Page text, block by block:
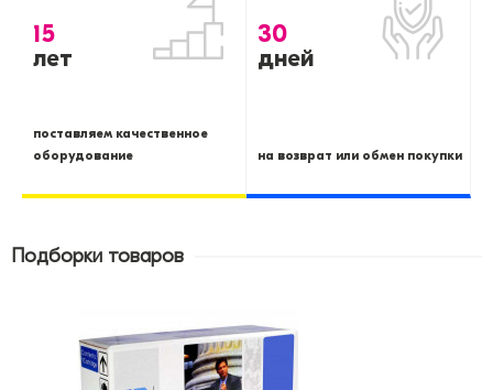
15
лет
поставляем качественное
оборудование
30
дней
на возврат или обмен покупки
Подборки товаров